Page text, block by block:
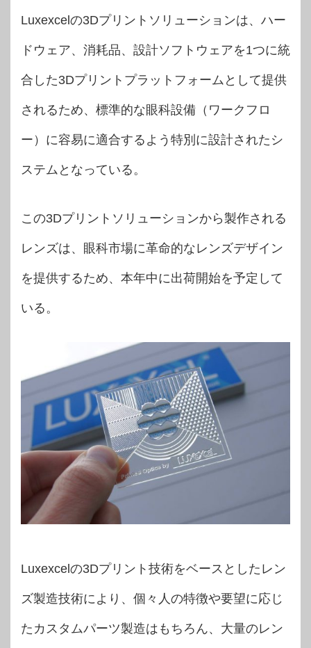
Luxexcelの3Dプリントソリューションは、ハー
ドウェア、消耗品、設計ソフトウェアを1つに統
合した3Dプリントプラットフォームとして提供
されるため、標準的な眼科設備（ワークフロ
ー）に容易に適合するよう特別に設計されたシ
ステムとなっている。
この3Dプリントソリューションから製作される
レンズは、眼科市場に革命的なレンズデザイン
を提供するため、本年中に出荷開始を予定して
いる。
Luxexcelの3Dプリント技術をベースとしたレン
ズ製造技術により、個々人の特徴や要望に応じ
たカスタムパーツ製造はもちろん、大量のレン